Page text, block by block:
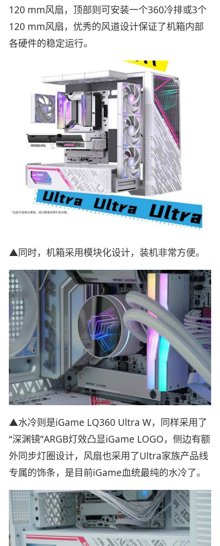
120 mm风扇，顶部则可安装一个360冷排或3个
120 mm风扇，优秀的风道设计保证了机箱内部
各硬件的稳定运行。
▲同时，机箱采用模块化设计，装机非常方便。
▲水冷则是iGame LQ360 Ultra W，同样采用了
“深渊镜”ARGB灯效凸显iGame LOGO，侧边有额
外同步灯圈设计，风扇也采用了Ultra家族产品线
专属的饰条，是目前iGame血统最纯的水冷了。